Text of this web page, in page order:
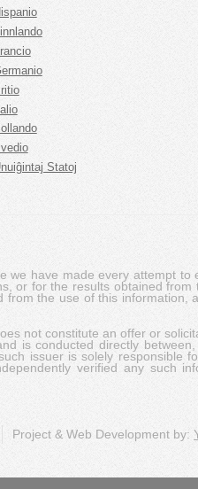
Statoj
have made every attempt
or for the results obtained
the use of this information,
not constitute an offer or
is conducted directly between,
issuer is solely responsible
verified any such
Project & Web Development by: